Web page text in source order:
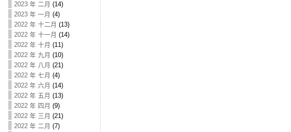
2023 年 二月 (14)
2023 年 一月 (4)
2022 年 十二月 (13)
2022 年 十一月 (14)
2022 年 十月 (11)
2022 年 九月 (10)
2022 年 八月 (21)
2022 年 七月 (4)
2022 年 六月 (14)
2022 年 五月 (13)
2022 年 四月 (9)
2022 年 三月 (21)
2022 年 二月 (7)